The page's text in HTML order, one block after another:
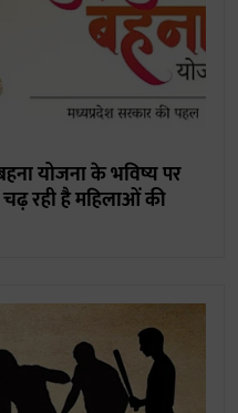
योजना के भविष्य पर
रही है महिलाओं की